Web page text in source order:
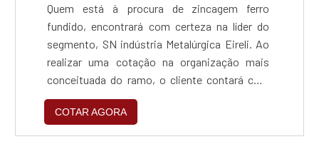
Quem está à procura de zincagem ferro
fundido, encontrará com certeza na líder do
segmento, SN indústria Metalúrgica Eireli. Ao
realizar uma cotação na organização mais
conceituada do ramo, o cliente contará com
serviços de excelência e o suporte de
especialistas para sanar eventuais
dúvidas.Quando o assunto é zincagem ferro
COTAR AGORA